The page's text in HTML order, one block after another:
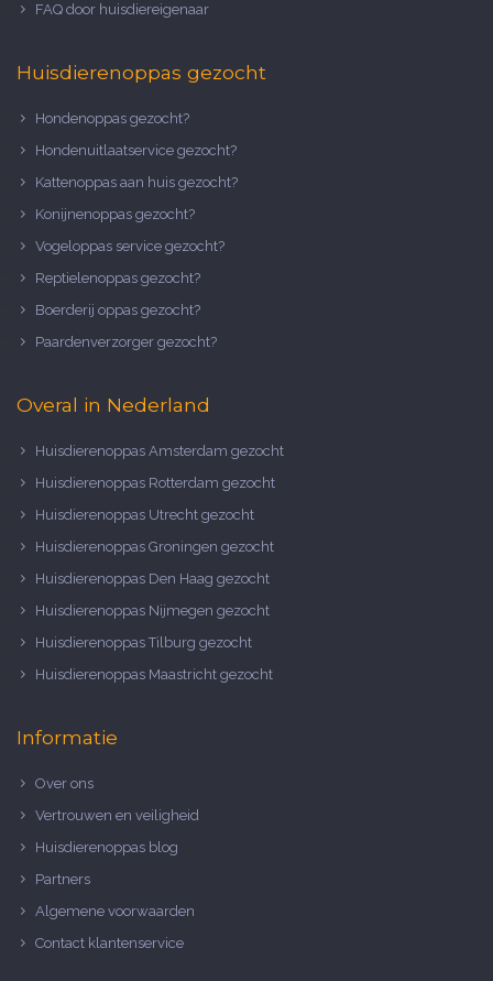
FAQ door huisdiereigenaar
Huisdierenoppas gezocht
Hondenoppas gezocht?
Hondenuitlaatservice gezocht?
Kattenoppas aan huis gezocht?
Konijnenoppas gezocht?
Vogeloppas service gezocht?
Reptielenoppas gezocht?
Boerderij oppas gezocht?
Paardenverzorger gezocht?
Overal in Nederland
Huisdierenoppas Amsterdam gezocht
Huisdierenoppas Rotterdam gezocht
Huisdierenoppas Utrecht gezocht
Huisdierenoppas Groningen gezocht
Huisdierenoppas Den Haag gezocht
Huisdierenoppas Nijmegen gezocht
Huisdierenoppas Tilburg gezocht
Huisdierenoppas Maastricht gezocht
Informatie
Over ons
Vertrouwen en veiligheid
Huisdierenoppas blog
Partners
Algemene voorwaarden
Contact klantenservice